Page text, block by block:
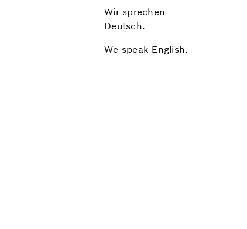
Wir sprechen
Deutsch.
We speak English.